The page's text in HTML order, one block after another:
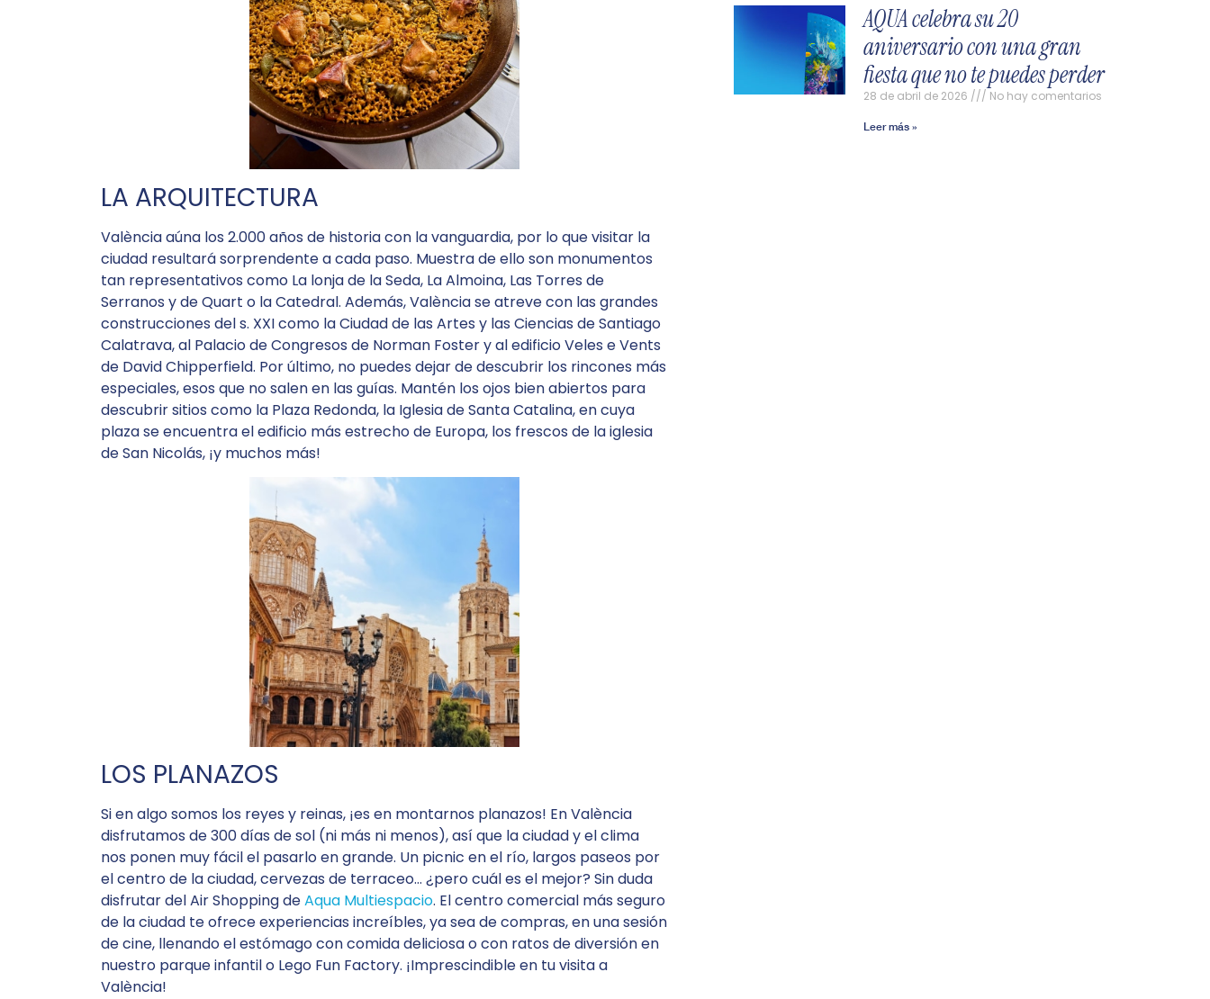
LA ARQUITECTURA
València aúna los 2.000 años de historia con la vanguardia, por lo que visitar la
ciudad resultará sorprendente a cada paso. Muestra de ello son monumentos
tan representativos como La lonja de la Seda, La Almoina, Las Torres de
Serranos y de Quart o la Catedral. Además, València se atreve con las grandes
construcciones del s. XXI como la Ciudad de las Artes y las Ciencias de Santiago
Calatrava, al Palacio de Congresos de Norman Foster y al edificio Veles e Vents
de David Chipperfield. Por último, no puedes dejar de descubrir los rincones más
especiales, esos que no salen en las guías. Mantén los ojos bien abiertos para
descubrir sitios como la Plaza Redonda, la Iglesia de Santa Catalina, en cuya
plaza se encuentra el edificio más estrecho de Europa, los frescos de la iglesia
de San Nicolás, ¡y muchos más!
LOS PLANAZOS
Si en algo somos los reyes y reinas, ¡es en montarnos planazos! En València
disfrutamos de 300 días de sol (ni más ni menos), así que la ciudad y el clima
nos ponen muy fácil el pasarlo en grande. Un picnic en el río, largos paseos por
el centro de la ciudad, cervezas de terraceo… ¿pero cuál es el mejor? Sin duda
disfrutar del Air Shopping deAqua Multiespacio. El centro comercial más seguro
de la ciudad te ofrece experiencias increíbles, ya sea de compras, en una sesión
de cine, llenando el estómago con comida deliciosa o con ratos de diversión en
nuestro parque infantil o Lego Fun Factory. ¡Imprescindible en tu visita a
València!
AQUA celebra su 20
aniversario con una gran
fiesta que no te puedes perder
28 de abril de 2026 No hay comentarios
Leer más »